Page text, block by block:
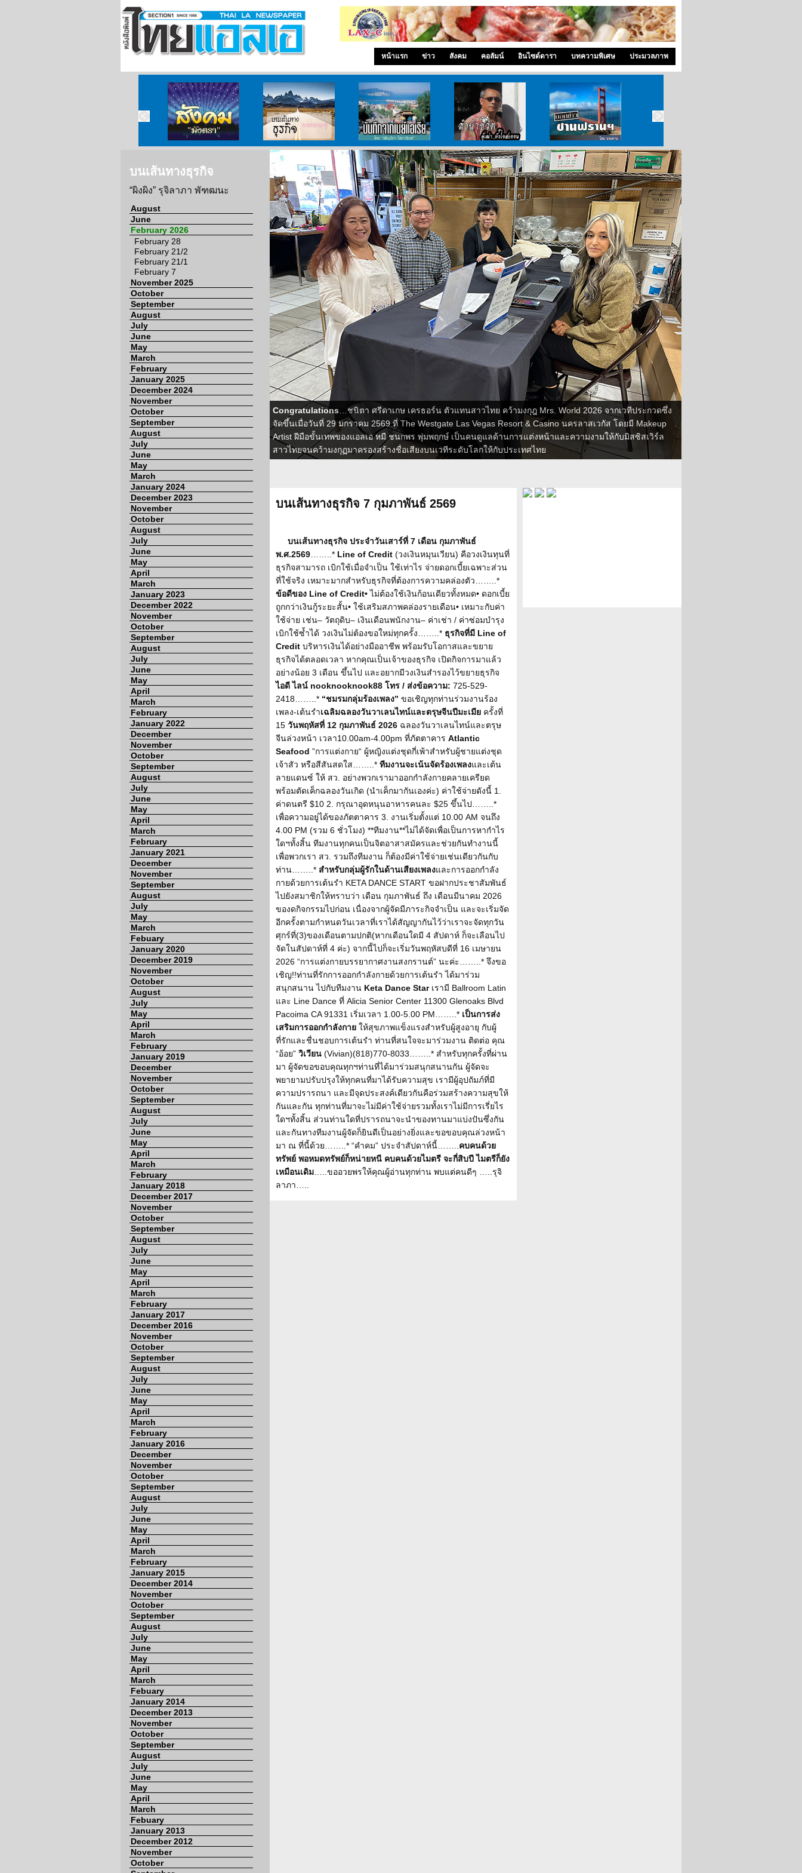
หน้าแรก ข่าว สังคม คอลัมน์ อินไซด์ดารา บทความพิเศษ ประมวลภาพ
สังคมมังตรา บนเส้นทางธุรกิจ บันทึกจากเบย์เอเรีย ลำนำ..ชีวิต บอกข่าว ซานฟราน ท่องไปใน San Francisco
บนเส้นทางธุรกิจ
“ผิงผิง” รุจิลาภา พัฑฒนะ
August
June
February 2026
February 28
February 21/2
February 21/1
February 7
November 2025
October
September
August
July
June
May
March
February
January 2025
December 2024
November
October
September
August
July
June
May
March
January 2024
December 2023
November
October
August
July
June
May
April
March
January 2023
December 2022
November
October
September
August
July
June
May
April
March
February
January 2022
December
November
October
September
August
July
June
May
April
March
February
January 2021
December
November
September
August
July
May
March
Febuary
January 2020
December 2019
November
October
August
July
May
April
March
February
January 2019
December
November
October
September
August
July
June
May
April
March
February
January 2018
December 2017
November
October
September
August
July
June
May
April
March
February
January 2017
December 2016
November
October
September
August
July
June
May
April
March
February
January 2016
December
November
October
September
August
July
June
May
April
March
February
January 2015
December 2014
November
October
September
August
July
June
May
April
March
Febuary
January 2014
December 2013
November
October
September
August
July
June
May
April
March
Febuary
January 2013
December 2012
November
October
Congratulations …ชนิตา ศรีดาเกษ เครธอร์น ตัวแทนสาวไทย คว้ามงกุฎ Mrs. World 2026 จากเวทีประกวดซึ่ง
จัดขึ้นเมื่อวันที่ 29 มกราคม 2569 ที่ The Westgate Las Vegas Resort & Casino นครลาสเวกัส โดยมี Makeup
Artist ฝีมือขั้นเทพของแอลเอ หมี ชนกพร พุ่มพฤกษ์ เป็นคนดูแลด้านการแต่งหน้าและความงามให้กับมิสซิสเวิร์ล
สาวไทยจนคว้ามงกุฏมาครองสร้างชื่อเสียงบนเวทีระดับโลกให้กับประเทศไทย
บนเส้นทางธุรกิจ 7 กุมภาพันธ์ 2569
บนเส้นทางธุรกิจ ประจำวันเสาร์ที่ 7 เดือน กุมภาพันธ์
พ.ศ.2569 ……..* Line of Credit (วงเงินหมุนเวียน) คือวงเงินทุนที่
ธุรกิจสามารถ เบิกใช้เมื่อจำเป็น ใช้เท่าไร จ่ายดอกเบี้ยเฉพาะส่วน
ที่ใช้จริง เหมาะมากสำหรับธุรกิจที่ต้องการความคล่องตัว……..*
ข้อดีของ Line of Credit•ไม่ต้องใช้เงินก้อนเดียวทั้งหมด• ดอกเบี้ย
ถูกกว่าเงินกู้ระยะสั้น• ใช้เสริมสภาพคล่องรายเดือน• เหมาะกับค่า
ใช้จ่าย เช่น– วัตถุดิบ– เงินเดือนพนักงาน– ค่าเช่า / ค่าซ่อมบำรุง
เบิกใช้ซ้ำได้ วงเงินไม่ต้องขอใหม่ทุกครั้ง……..* ธุรกิจที่มี Line of
Credit บริหารเงินได้อย่างมืออาชีพ พร้อมรับโอกาสและขยาย
ธุรกิจได้ตลอดเวลา หากคุณเป็นเจ้าของธุรกิจ เปิดกิจการมาแล้ว
อย่างน้อย 3 เดือน ขึ้นไป และอยากมีวงเงินสำรองไว้ขยายธุรกิจ
ไอดี ไลน์ nooknooknook88 โทร / ส่งข้อความ: 725-529-
2418……..* “ชมรมกลุ่มร้องเพลง” ขอเชิญทุกท่านร่วมงานร้อง
เพลง-เต้นรำเฉลิมฉลองวันวาเลนไทน์และตรุษจีนปีมะเมีย ครั้งที่
15 วันพฤหัสที่ 12 กุมภาพันธ์ 2026 ฉลองวันวาเลนไทน์และตรุษ
จีนล่วงหน้า เวลา10.00am-4.00pm ที่ภัตตาคาร Atlantic
Seafood ”การแต่งกาย“ ผู้หญิงแต่งชุดกี่เพ้าสำหรับผู้ชายแต่งชุด
เจ้าสัว หรือสีสันสดใส……..* ทีมงานจะเน้นจัดร้องเพลงและเต้น
ลายแดนซ์ ให้ สว. อย่างพวกเรามาออกกำลังกายคลายเครียด
พร้อมตัดเค็กฉลองวันเกิด (นำเค็กมากันเองค่ะ) ค่าใช้จ่ายดังนี้ 1.
ค่าดนตรี $10 2. กรุณาอุดหนุนอาหารคนละ $25 ขึ้นไป……..*
เพื่อความอยู่ได้ของภัตตาคาร 3. งานเริ่มตั้งแต่ 10.00 AM จนถึง
4.00 PM (รวม 6 ชั่วโมง) **ทีมงาน**ไม่ได้จัดเพื่อเป็นการหากำไร
ใดฯทั้งสิ้น ทีมงานทุกคนเป็นจิตอาสาสมัครและช่วยกันทำงานนี้
เพื่อพวกเรา สว. รวมถึงทีมงาน ก็ต้องมีค่าใช้จ่ายเช่นเดียวกันกับ
ท่าน……..* สำหรับกลุ่มผู้รักในด้านเสียงเพลงและการออกกำลัง
กายด้วยการเต้นรำ KETA DANCE START ขอฝากประชาสัมพันธ์
ไปยังสมาชิกให้ทราบว่า เดือน กุมภาพันธ์ ถึง เดือนมีนาคม 2026
ของดกิจกรรมไปก่อน เนื่องจากผู้จัดมีภาระกิจจำเป็น และจะเริ่มจัด
อีกครั้งตามกำหนดวันเวลาที่เราได้สัญญากันไว้ว่าเราจะจัดทุกวัน
ศุกร์ที่(3)ของเดือนตามปกติ(หากเดือนใดมี 4 สัปดาห์ ก็จะเลือนไป
จัดในสัปดาห์ที่ 4 ค่ะ) จากนี้ไปก็จะเริ่มวันพฤหัสบดีที่ 16 เมษายน
2026 “การแต่งกายบรรยากาศงานสงกรานต์” นะค่ะ……..* จึงขอ
เชิญ!!ท่านที่รักการออกกำลังกายด้วยการเต้นรำ ได้มาร่วม
สนุกสนาน ไปกับทีมงาน Keta Dance Starเรามี Ballroom Latin
และ Line Dance ที่ Alicia Senior Center 11300 Glenoaks Blvd
Pacoima CA 91331 เริ่มเวลา 1.00-5.00 PM……..* เป็นการส่ง
เสริมการออกกำลังกาย ให้สุขภาพแข็งแรงสำหรับผู้สูงอายุ กับผู้
ที่รักและชื่นชอบการเต้นรำ ท่านที่สนใจจะมาร่วมงาน ติดต่อ คุณ
“อ้อย” วิเวียน (Vivian)(818)770-8033……..* สำหรับทุกครั้งที่ผ่าน
มา ผู้จัดขอขอบคุณทุกฯท่านที่ได้มาร่วมสนุกสนานกัน ผู้จัดจะ
พยายามปรับปรุงให้ทุกคนที่มาได้รับความสุข เรามีผู้อุปถัมภ์ที่มี
ความปรารถนา และมีจุดประสงค์เดียวกันคือร่วมสร้างความสุขให้
กันและกัน ทุกท่านที่มาจะไม่มีค่าใช้จ่ายรวมทั้งเราไม่มีการเรี่ยไร
ใดฯทั้งสิ้น ส่วนท่านใดที่ปรารถนาจะนำของทานมาแบ่งปันซึ่งกัน
และกันทางทีมงานผู้จัดก็ยินดีเป็นอย่างยิ่งและขอขอบคุณล่วงหน้า
มา ณ ที่นี้ด้วย……..* “คำคม” ประจำสัปดาห์นี้…….. คบคนด้วย
ทรัพย์ พอหมดทรัพย์ก็หน่ายหนี คบคนด้วยไมตรี จะกี่สิบปี ไมตรีก็ยัง
เหมือนเดิม …..ขออวยพรให้คุณผู้อ่านทุกท่าน พบแต่คนดีๆ …..รุจิ
ลาภา…..